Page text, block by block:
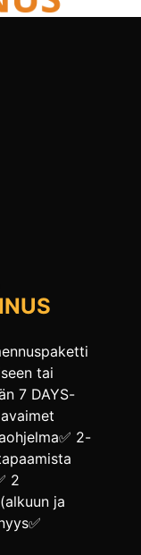
tai
7 DAYS-
2-
2
ja